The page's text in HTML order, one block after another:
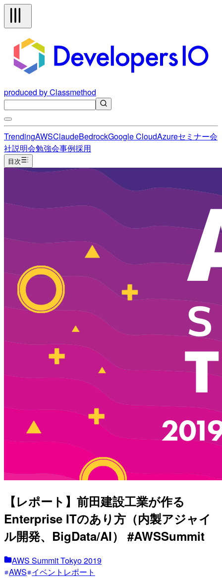
produced by Classmethod
TrendingAWSClaudeBedrockGoogle CloudAzureセミナー会
社説明会勉強会事例採用
目次
【レポート】前田建設工業が作る
Enterprise ITのあり方（内製アジャイ
ル開発、BigData/AI） #AWSSummit
AWS Summit Tokyo 2019
AWS イベントレポート